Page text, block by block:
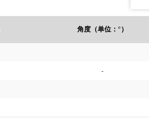
角度（单位：°）
-